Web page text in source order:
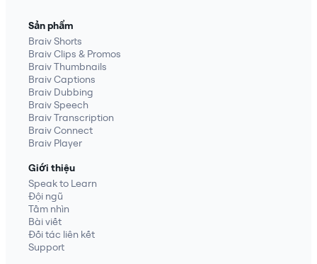
Sản phẩm
Braiv Shorts
Braiv Clips & Promos
Braiv Thumbnails
Braiv Captions
Braiv Dubbing
Braiv Speech
Braiv Transcription
Braiv Connect
Braiv Player
Giới thiệu
Speak to Learn
Đội ngũ
Tầm nhìn
Bài viết
Đối tác liên kết
Support